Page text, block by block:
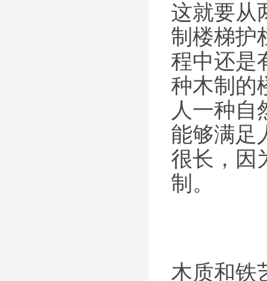
这就要从
制楼梯护
程中还是
种木制的
人一种自
能够满足
很长，因
制。
木质和铁